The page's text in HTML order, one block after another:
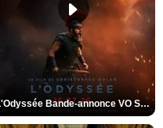
L'Odyssée Bande-annonce VO STFR